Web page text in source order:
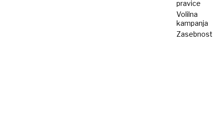
pravice
Volilna
kampanja
Zasebnost